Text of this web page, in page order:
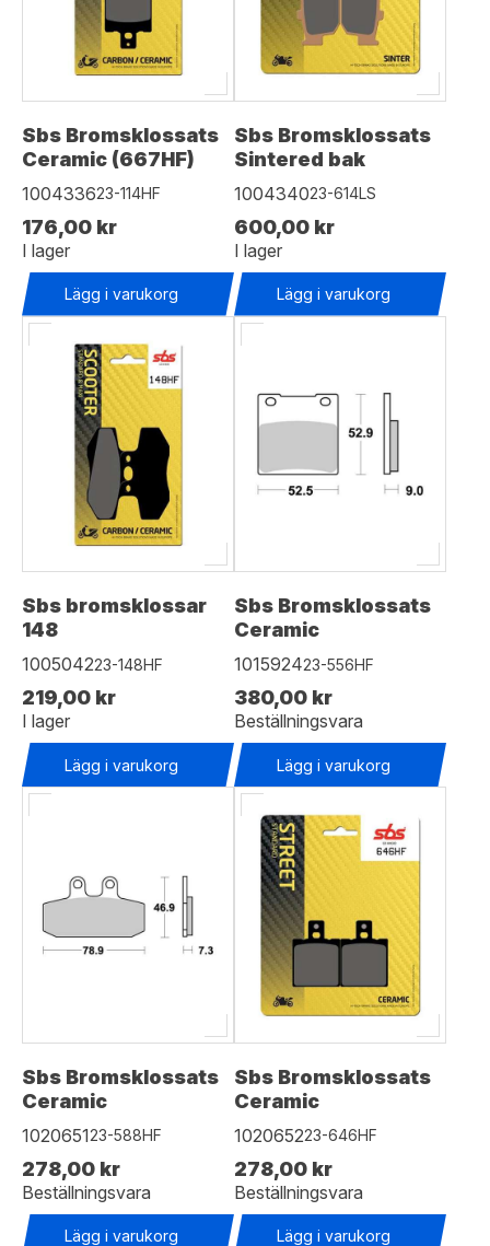
Sbs Bromsklossats
Ceramic (667HF)
100433623-114HF
176,00 kr
I lager
Lägg i varukorg
Sbs Bromsklossats
Sintered bak
100434023-614LS
600,00 kr
I lager
Lägg i varukorg
Sbs bromsklossar
148
100504223-148HF
219,00 kr
I lager
Lägg i varukorg
Sbs Bromsklossats
Ceramic
101592423-556HF
380,00 kr
Beställningsvara
Lägg i varukorg
Sbs Bromsklossats
Ceramic
102065123-588HF
278,00 kr
Beställningsvara
Lägg i varukorg
Sbs Bromsklossats
Ceramic
102065223-646HF
278,00 kr
Beställningsvara
Lägg i varukorg